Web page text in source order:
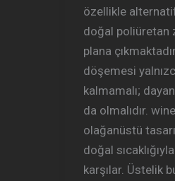
özellikle
doğal poliüretan
plana
döşemesi
kalmamalı;
da olmalıdır.
olağanüstü
doğal
karşılar. Üstelik